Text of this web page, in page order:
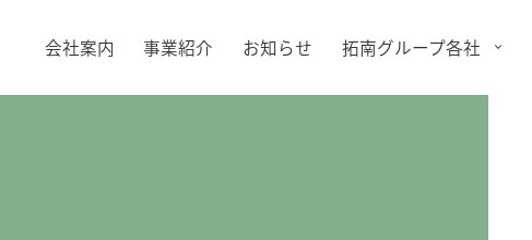
会社案内 事業紹介 お知らせ 拓南グループ各社